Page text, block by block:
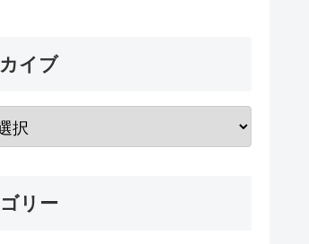
イブ
リー